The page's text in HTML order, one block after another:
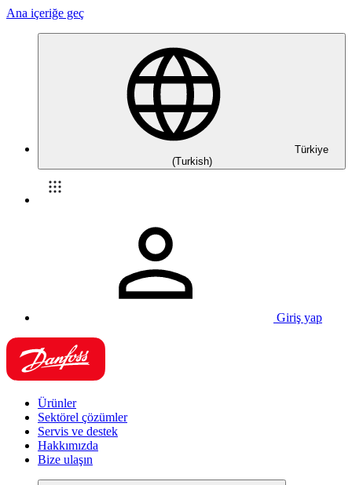
Ana içeriğe geç
Türkiye
(Turkish)
Giriş yap
Ürünler
Sektörel çözümler
Servis ve destek
Hakkımızda
Bize ulaşın